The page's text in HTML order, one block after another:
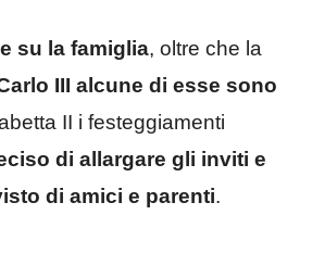
su la famiglia, oltre che la
III alcune di esse sono
II i festeggiamenti
di allargare gli inviti e
di amici e parenti.